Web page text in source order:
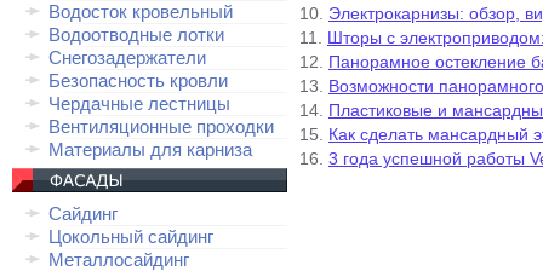
Водосток кровельный
Водоотводные лотки
Снегозадержатели
Безопасность кровли
Чердачные лестницы
Вентиляционные проходки
Материалы для карниза
Сайдинг
Цокольный сайдинг
Металлосайдинг
10. Электрокарнизы: обзор,
11. Шторы с
12. Панорамное остекление
13. Возможности
14. Пластиковые и
15. Как сделать мансардный
16. 3 года успешной работы